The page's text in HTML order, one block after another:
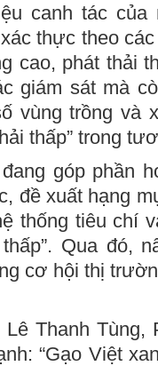
canh tác
thực theo
cao, phát thải
giám sát mà
vùng trồng và
thấp” trong
góp phần
đề xuất hạng
thống tiêu chí
Qua đó,
cơ hội thị
Thanh Tùng,
“Gạo Việt